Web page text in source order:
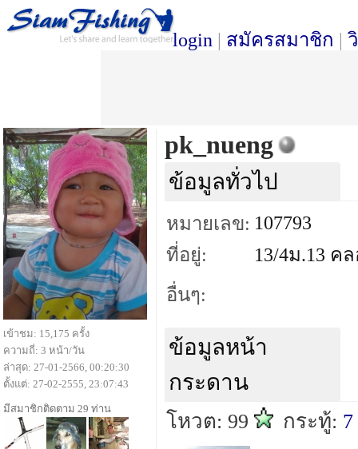
login | สมัครสมาชิก |
pk_nueng
ข้อมูลทั่วไป
หมายเลข: 107793
ที่อยู่:
13/4ม.13 ค
อื่นๆ:
ข้อมูลหน้า
กระดาน
โหวต: 99 กระทู้: 7
เข้าชม: 15,175 ครั้ง
ความถี่: 3 หน้า/วัน
ล่าสุด: 27-01-2566, 00:20:30
ตั้งแต่: 27-02-2555, 23:07:43
มีสมาชิกติดตาม 29 ท่าน